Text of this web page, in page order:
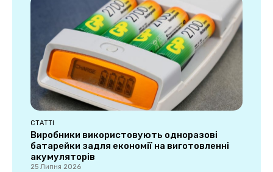
СТАТТІ
Виробники використовують одноразові
батарейки задля економії на виготовленні
акумуляторів
25 Липня 2026